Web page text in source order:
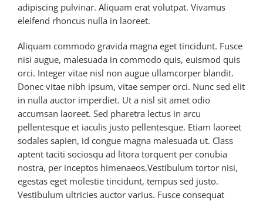
adipiscing pulvinar. Aliquam erat volutpat. Vivamus
eleifend rhoncus nulla in laoreet.
Aliquam commodo gravida magna eget tincidunt. Fusce
nisi augue, malesuada in commodo quis, euismod quis
orci. Integer vitae nisl non augue ullamcorper blandit.
Donec vitae nibh ipsum, vitae semper orci. Nunc sed elit
in nulla auctor imperdiet. Ut a nisl sit amet odio
accumsan laoreet. Sed pharetra lectus in arcu
pellentesque et iaculis justo pellentesque. Etiam laoreet
sodales sapien, id congue magna malesuada ut. Class
aptent taciti sociosqu ad litora torquent per conubia
nostra, per inceptos himenaeos.Vestibulum tortor nisi,
egestas eget molestie tincidunt, tempus sed justo.
Vestibulum ultricies auctor varius. Fusce consequat